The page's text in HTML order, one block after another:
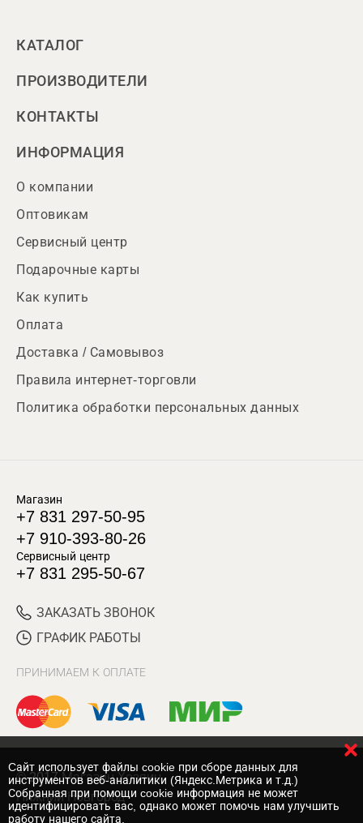
КАТАЛОГ
ПРОИЗВОДИТЕЛИ
КОНТАКТЫ
ИНФОРМАЦИЯ
О компании
Оптовикам
Сервисный центр
Подарочные карты
Как купить
Оплата
Доставка / Самовывоз
Правила интернет-торговли
Политика обработки персональных данных
Магазин
+7 831 297-50-95
+7 910-393-80-26
Сервисный центр
+7 831 295-50-67
ЗАКАЗАТЬ ЗВОНОК
ГРАФИК РАБОТЫ
ПРИНИМАЕМ К ОПЛАТЕ
© 2017 Магазин Хозяин
Нижний Новгород
Cайт использует файлы cookie при сборе данных для
инструментов веб-аналитики (Яндекс.Метрика и т.д.)
Собранная при помощи cookie информация не может
идентифицировать вас, однако может помочь нам улучшить
работу нашего сайта.